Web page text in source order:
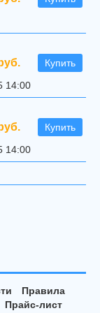
Купить
14:00
Купить
14:00
Правила
Прайс-лист